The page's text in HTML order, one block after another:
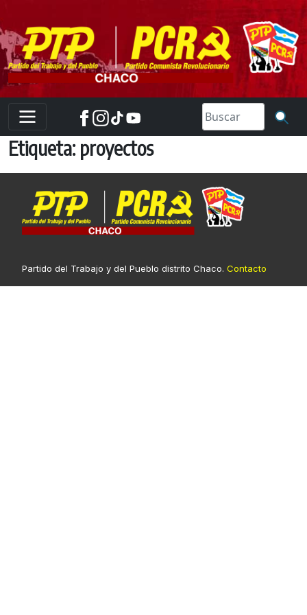
to
content
Etiqueta:proyectos
Partido del Trabajo y del Pueblo distrito Chaco. Contacto